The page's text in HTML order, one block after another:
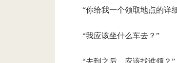
“你给我一个领取地点的详
“我应该坐什么车去？”
“去到之后，应该找谁领？”